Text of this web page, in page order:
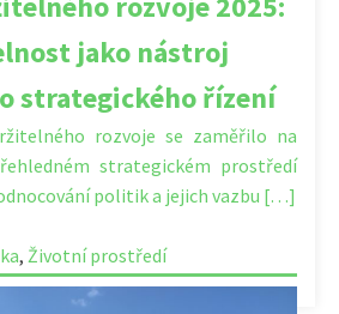
jako nástroj
strategického řízení
rozvoje se zaměřilo na
strategickém prostředí
politik a jejich vazbu […]
, Životní prostředí